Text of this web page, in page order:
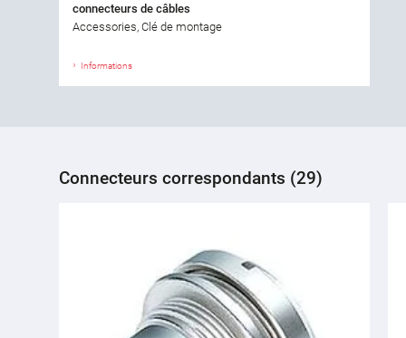
connecteurs de câbles
Accessories, Clé de montage
Informations
Connecteurs correspondants (29)